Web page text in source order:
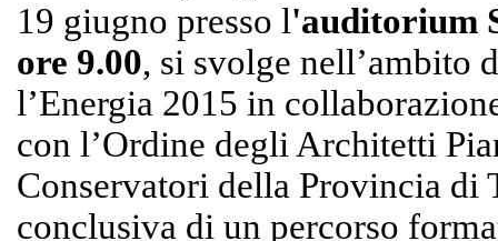
19 giugno presso l'auditorium
ore 9.00, si svolge nell’ambito
l’Energia 2015 in
con l’Ordine degli Architetti
Conservatori della Provincia di
conclusiva di un percorso